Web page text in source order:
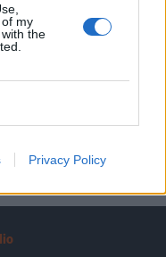
my
the
Privacy Policy